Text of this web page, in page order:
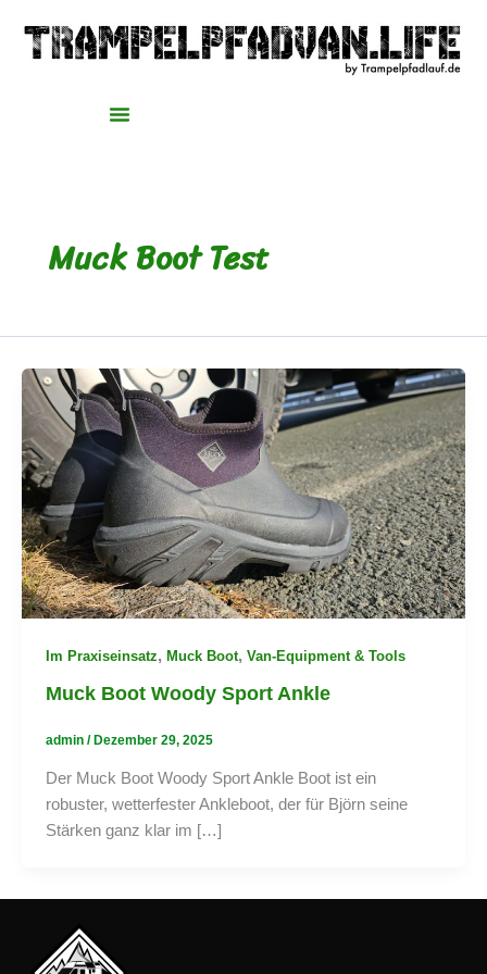
Inhalt
springen
Muck Boot Test
Im Praxiseinsatz, Muck Boot, Van-Equipment & Tools
Muck Boot Woody Sport Ankle
admin / Dezember 29, 2025
Der Muck Boot Woody Sport Ankle Boot ist ein
robuster, wetterfester Ankleboot, der für Björn seine
Stärken ganz klar im […]